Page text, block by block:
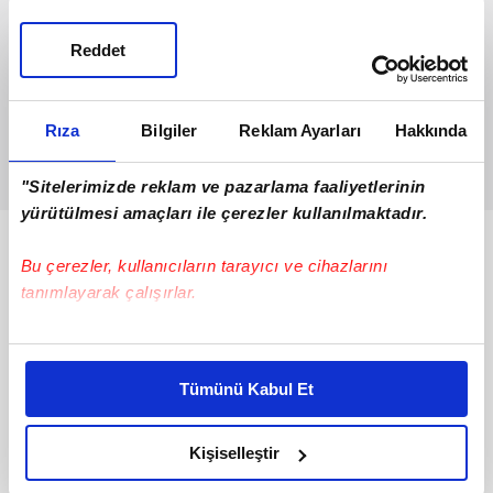
Rıza Bilgiler Reklam Ayarları Hakkında
"Sitelerimizde reklam ve pazarlama faaliyetlerinin
yürütülmesi amaçları ile çerezler kullanılmaktadır.
Bu çerezler, kullanıcıların tarayıcı ve cihazlarını
tanımlayarak çalışırlar.
Bu çerezlere izin vermeniz halinde sizlere özel
daha iyi reklam deneyimi yaşatabiliriz. Bunu yaparken
amacımızın size daha iyi bir reklam deneyimi sunmak
olduğunu ve sizlere en iyi içerikleri sunabilmek adına
elimizden gelen çabayı gösterdiğimizi ve bu noktada,
Tümünü Kabul Et
Kişiselleştir
Reddet
Bunlar da Var